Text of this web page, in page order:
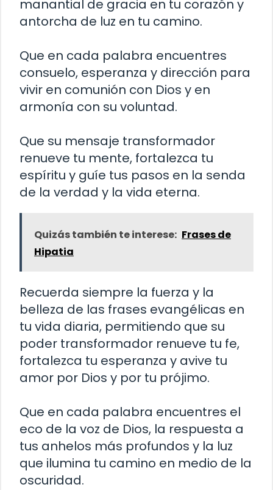
manantial de gracia en tu corazón y
antorcha de luz en tu camino.
Que en cada palabra encuentres
consuelo, esperanza y dirección para
vivir en comunión con Dios y en
armonía con su voluntad.
Que su mensaje transformador
renueve tu mente, fortalezca tu
espíritu y guíe tus pasos en la senda
de la verdad y la vida eterna.
Quizás también te interese: Frases de
Hipatia
Recuerda siempre la fuerza y la
belleza de las frases evangélicas en
tu vida diaria, permitiendo que su
poder transformador renueve tu fe,
fortalezca tu esperanza y avive tu
amor por Dios y por tu prójimo.
Que en cada palabra encuentres el
eco de la voz de Dios, la respuesta a
tus anhelos más profundos y la luz
que ilumina tu camino en medio de la
oscuridad.